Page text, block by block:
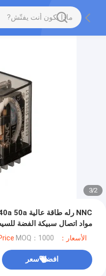
2
/
3
مواد اتصال سبيكة الفضة
الأسعار：Get Latest Price MOQ：1000
افضل سعر